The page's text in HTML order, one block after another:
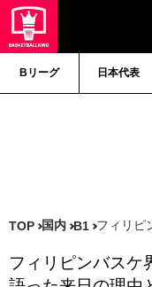
Bリーグ 日本代表
TOP 国内 B1 フィリピ
フィリピンバスケ